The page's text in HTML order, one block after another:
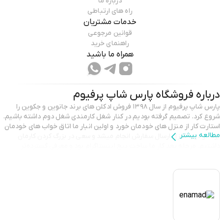
برای خریدار ارسال می گردد و ارسال هر یک از این دو نام به جای دیگری ، به
معنای مغایرت محصول ارسالی با تصویر در سایت نمی باشد و شامل شرایط
راه های ارتباطی
خدمات مشتریان
قوانین مرجوعی
راهنمای خرید
همراه ما باشید
درباره فروشگاه پارس شاپ پرفیوم
پارس شاپ پرفیوم از سال ۱۳۹۸ فروش ادکلن های برند جانوین و جکوین را
شروع کرد. تصمیم گرفته بودیم در کنار شغل کارمندی شغل دوم داشته باشیم.
استارت کار از منزل های خودمان خورد و اولین انبار ما اتاق خواب های خودمان
هستیم. فراموش نکنید ، بوی خوش شما تصویر بدون حضورتان است. تیم
مطالعه بیشتر